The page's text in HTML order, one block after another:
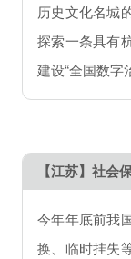
历史文化名城
探索一条具有
建设“全国数字
【江苏】社会
今年年底前我
换、临时挂失